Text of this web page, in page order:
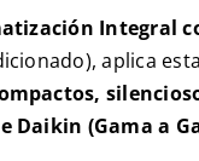
Integral
aplica
Daikin (Gama a